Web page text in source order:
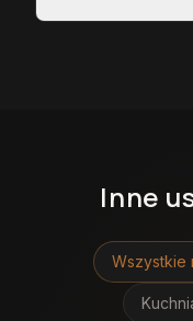
Inne
Wszystkie